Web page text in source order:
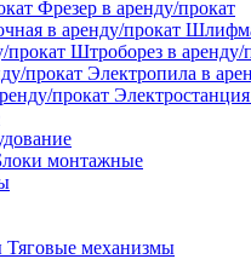
Фрезер в аренду/прокат
Штроборез в аренду/
Электропила в
монтажные
Тяговые механизмы